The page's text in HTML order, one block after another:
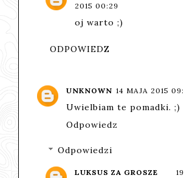
2015 00:29
oj warto ;)
ODPOWIEDZ
UNKNOWN 14 MAJA 2015
Uwielbiam te pomadki. ;)
Odpowiedz
Odpowiedzi
LUKSUS ZA GROSZE